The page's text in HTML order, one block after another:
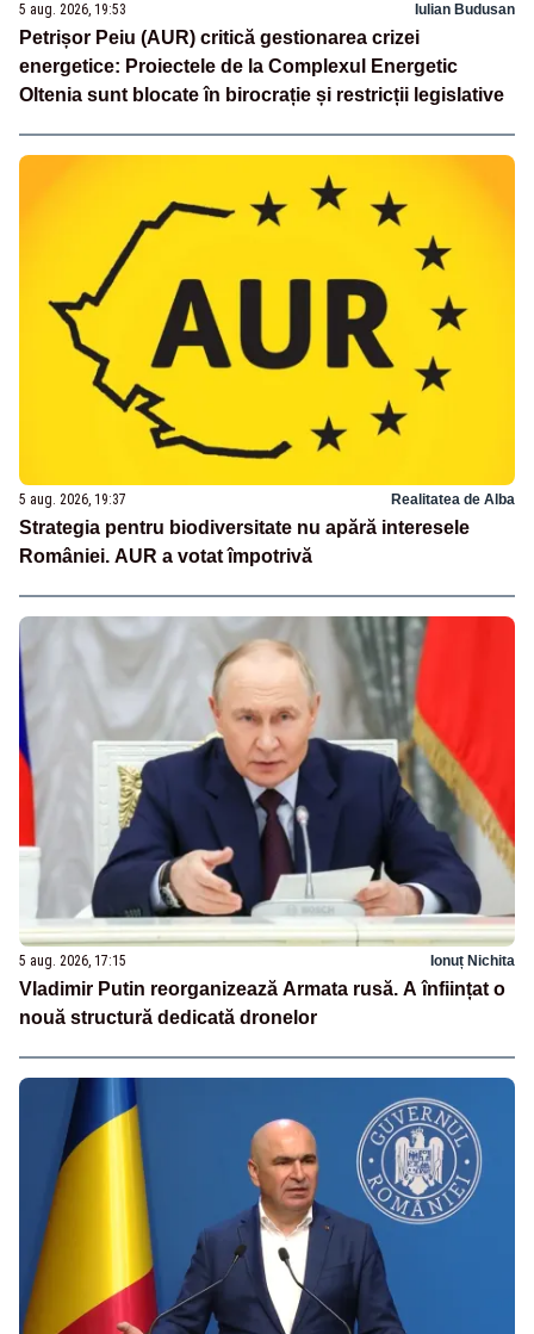
5 aug. 2026, 19:53 Iulian Budusan
Petrișor Peiu (AUR) critică gestionarea crizei
energetice: Proiectele de la Complexul Energetic
Oltenia sunt blocate în birocrație și restricții legislative
5 aug. 2026, 19:37 Realitatea de Alba
Strategia pentru biodiversitate nu apără interesele
României. AUR a votat împotrivă
5 aug. 2026, 17:15 Ionuț Nichita
Vladimir Putin reorganizează Armata rusă. A înființat o
nouă structură dedicată dronelor